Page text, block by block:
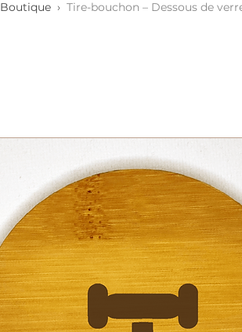
Boutique › Tire-bouchon – Dessous de